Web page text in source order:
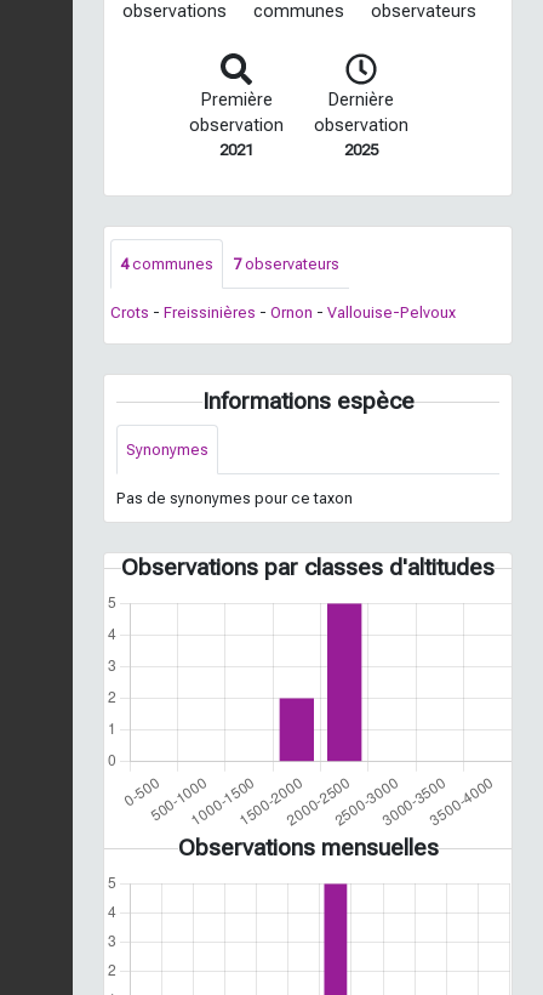
observations communes observateurs
Première
observation
2021
Dernière
observation
2025
4communes 7observateurs
Crots - Freissinières - Ornon - Vallouise-Pelvoux
Informations espèce
Synonymes
Pas de synonymes pour ce taxon
Observations par classes d'altitudes
Observations mensuelles